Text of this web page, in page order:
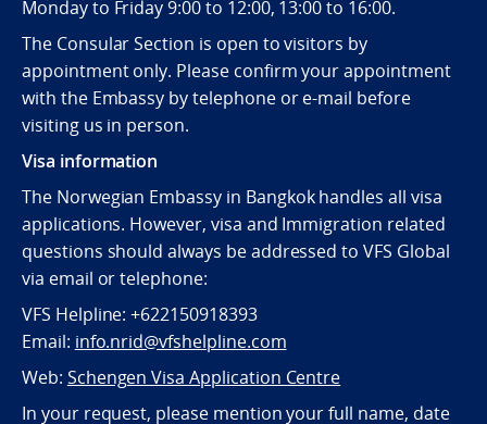
Monday to Friday 9:00 to 12:00, 13:00 to 16:00.
The Consular Section is open to visitors by
appointment only. Please confirm your appointment
with the Embassy by telephone or e-mail before
visiting us in person.
Visa information
The Norwegian Embassy in Bangkok handles all visa
applications. However, visa and Immigration related
questions should always be addressed to VFS Global
via email or telephone:
VFS Helpline: +622150918393
Email: info.nrid@vfshelpline.com
Web: Schengen Visa Application Centre
In your request, please mention your full name, date